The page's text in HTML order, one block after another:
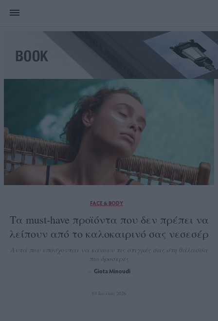
FACE & BODY
Τα must-have προϊόντα που δεν πρέπει να
λείπουν από το καλοκαιρινό σας νεσεσέρ
Αυτά που υπόσχονται να κάνουν τις στιγμές σας στη θάλασσα
πιο δροσερές
Giota Minoudi
03 Ιουλίου 2026